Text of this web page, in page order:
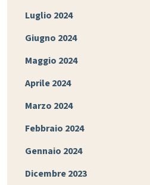
Luglio 2024
Giugno 2024
Maggio 2024
Aprile 2024
Marzo 2024
Febbraio 2024
Gennaio 2024
Dicembre 2023